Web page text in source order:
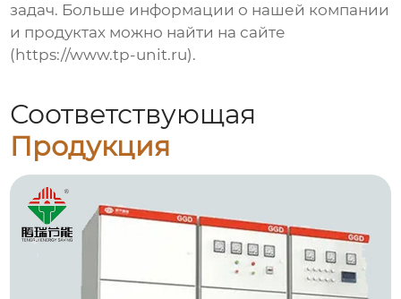
задач. Больше информации о нашей компании
и продуктах можно найти на сайте
(https://www.tp-unit.ru).
Соответствующая
Продукция